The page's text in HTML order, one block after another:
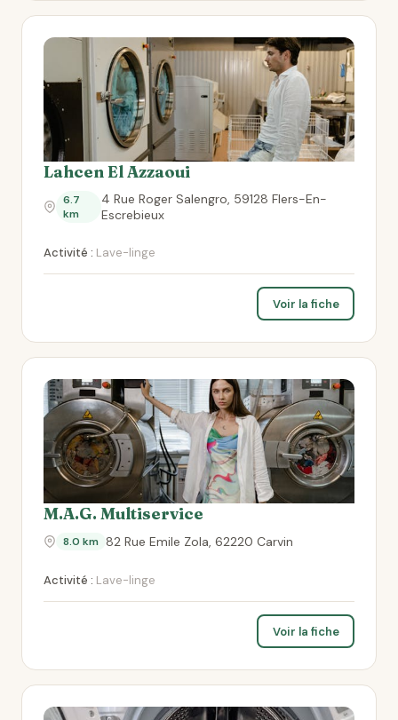
Lahcen El Azzaoui
6.7
km
4 Rue Roger Salengro, 59128 Flers-En-
Escrebieux
Activité : Lave-linge
Voir la fiche
M.A.G. Multiservice
8.0 km 82 Rue Emile Zola, 62220 Carvin
Activité : Lave-linge
Voir la fiche